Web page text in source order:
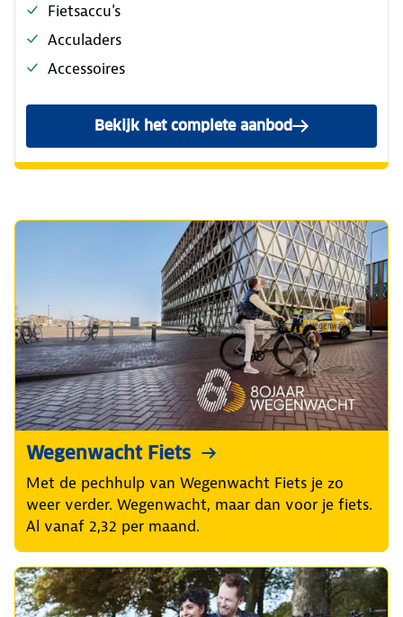
Fietsaccu's
Acculaders
Accessoires
Bekijk het complete aanbod
Wegenwacht Fiets
Met de pechhulp van Wegenwacht Fiets je zo
weer verder. Wegenwacht, maar dan voor je fiets.
Al vanaf 2,32 per maand.